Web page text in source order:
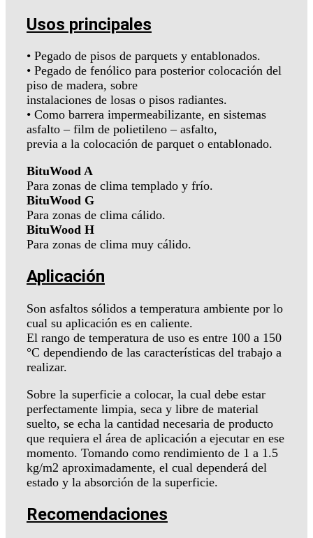
Usos principales
• Pegado de pisos de parquets y entablonados.
• Pegado de fenólico para posterior colocación del
piso de madera, sobre
instalaciones de losas o pisos radiantes.
• Como barrera impermeabilizante, en sistemas
asfalto – film de polietileno – asfalto,
previa a la colocación de parquet o entablonado.
BituWood A
Para zonas de clima templado y frío.
BituWood G
Para zonas de clima cálido.
BituWood H
Para zonas de clima muy cálido.
Aplicación
Son asfaltos sólidos a temperatura ambiente por lo
cual su aplicación es en caliente.
El rango de temperatura de uso es entre 100 a 150
°C dependiendo de las características del trabajo a
realizar.
Sobre la superficie a colocar, la cual debe estar
perfectamente limpia, seca y libre de material
suelto, se echa la cantidad necesaria de producto
que requiera el área de aplicación a ejecutar en ese
momento. Tomando como rendimiento de 1 a 1.5
kg/m2 aproximadamente, el cual dependerá del
estado y la absorción de la superficie.
Recomendaciones